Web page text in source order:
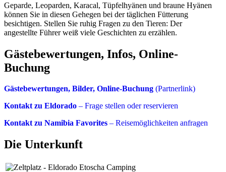
Geparde, Leoparden, Karacal, Tüpfelhyänen und braune Hyänen
können Sie in diesen Gehegen bei der täglichen Fütterung
besichtigen. Stellen Sie ruhig Fragen zu den Tieren: Der
angestellte Führer weiß viele Geschichten zu erzählen.
Gästebewertungen, Infos, Online-
Buchung
Gästebewertungen, Bilder, Online-Buchung (Partnerlink)
Kontakt zu Eldorado – Frage stellen oder reservieren
Kontakt zu Namibia Favorites – Reisemöglichkeiten anfragen
Die Unterkunft